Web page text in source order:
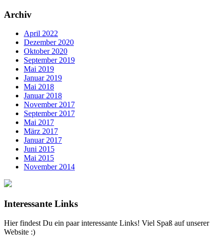
Archiv
April 2022
Dezember 2020
Oktober 2020
September 2019
Mai 2019
Januar 2019
Mai 2018
Januar 2018
November 2017
September 2017
Mai 2017
März 2017
Januar 2017
Juni 2015
Mai 2015
November 2014
Interessante Links
Hier findest Du ein paar interessante Links! Viel Spaß auf unserer
Website :)